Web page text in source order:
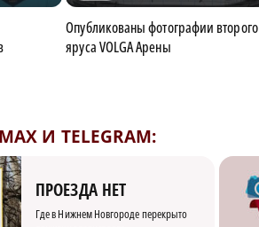
Опубликованы фотографии второго
яруса VOLGA Арены
И TELEGRAM:
ПРОЕЗДА НЕТ
Где в Нижнем Новгороде перекрыто